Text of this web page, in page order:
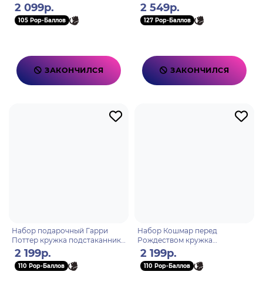
2 099р.
105 Pop-Баллов
ЗАКОНЧИЛСЯ
2 549р.
127 Pop-Баллов
ЗАКОНЧИЛСЯ
Набор подарочный Гарри
Поттер кружка подстаканник
контейнер
2 199р.
110 Pop-Баллов
Набор Кошмар перед
Рождеством кружка
подстаканник банка
2 199р.
110 Pop-Баллов